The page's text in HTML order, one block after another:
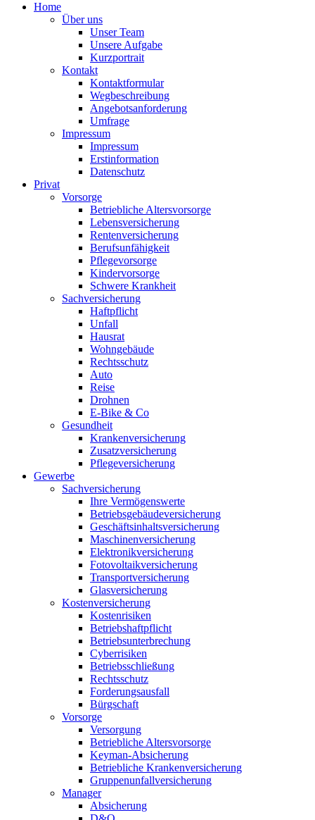
Home
Über uns
Unser Team
Unsere Aufgabe
Kurzportrait
Kontakt
Kontaktformular
Wegbeschreibung
Angebotsanforderung
Umfrage
Impressum
Impressum
Erstinformation
Datenschutz
Privat
Vorsorge
Betriebliche Altersvorsorge
Lebensversicherung
Rentenversicherung
Berufsunfähigkeit
Pflegevorsorge
Kindervorsorge
Schwere Krankheit
Sachversicherung
Haftpflicht
Unfall
Hausrat
Wohngebäude
Rechtsschutz
Auto
Reise
Drohnen
E-Bike & Co
Gesundheit
Krankenversicherung
Zusatzversicherung
Pflegeversicherung
Gewerbe
Sachversicherung
Ihre Vermögenswerte
Betriebsgebäudeversicherung
Geschäftsinhaltsversicherung
Maschinenversicherung
Elektronikversicherung
Fotovoltaikversicherung
Transportversicherung
Glasversicherung
Kostenversicherung
Kostenrisiken
Betriebshaftpflicht
Betriebsunterbrechung
Cyberrisiken
Betriebsschließung
Rechtsschutz
Forderungsausfall
Bürgschaft
Vorsorge
Versorgung
Betriebliche Altersvorsorge
Keyman-Absicherung
Betriebliche Krankenversicherung
Gruppenunfallversicherung
Manager
Absicherung